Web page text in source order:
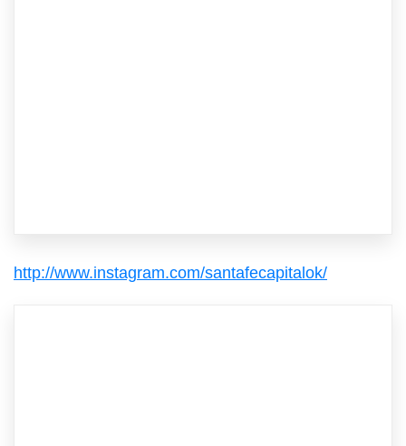
http://www.instagram.com/santafecapitalok/